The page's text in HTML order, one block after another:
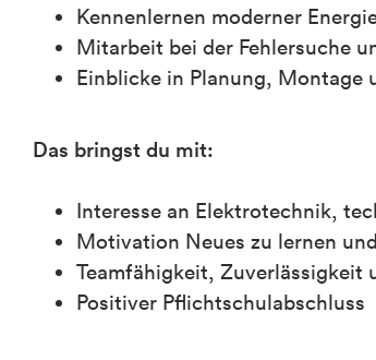
Kennenlernen moderner
Mitarbeit bei der Fehlersuche
Einblicke in Planung, Montage
Das bringst du mit:
Interesse an Elektrotechnik,
Motivation Neues zu lernen
Teamfähigkeit, Zuverlässigkeit
Positiver Pflichtschulabschluss